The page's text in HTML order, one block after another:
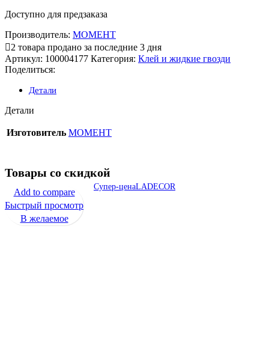
Доступно для предзаказа
Производитель: MOMEHT
2 товара продано за последние 3 дня
Артикул: 100004177 Категория: Клей и жидкие гвозди
Поделиться:
Детали
Детали
Изготовитель MOMEHT
Товары со скидкой
Супер-ценаLADECOR
Add to compare
Быстрый просмотр
В желаемое